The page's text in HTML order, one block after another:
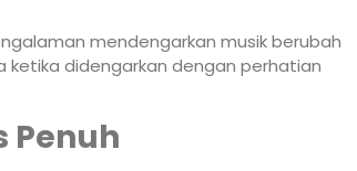
mendengarkan musik berubah
ketika didengarkan dengan perhatian
Penuh